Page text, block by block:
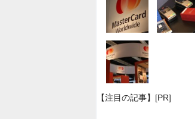
【注目の記事】[PR]